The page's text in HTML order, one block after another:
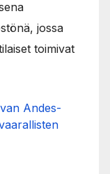
jossa
toimivat
Andes-